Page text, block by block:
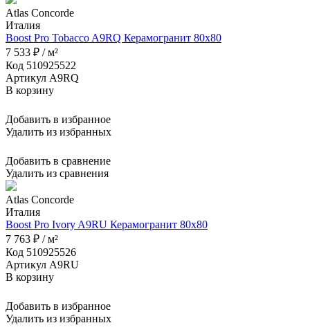
Atlas Concorde
Италия
Boost Pro Tobacco A9RQ Керамогранит 80x80
7 533 ₽ / м²
Код 510925522
Артикул A9RQ
В корзину
Добавить в избранное
Удалить из избранных
Добавить в сравнение
Удалить из сравнения
Atlas Concorde
Италия
Boost Pro Ivory A9RU Керамогранит 80x80
7 763 ₽ / м²
Код 510925526
Артикул A9RU
В корзину
Добавить в избранное
Удалить из избранных